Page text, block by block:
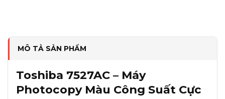
MÔ TẢ SẢN PHẨM
Toshiba 7527AC – Máy
Photocopy Màu Công Suất Cực